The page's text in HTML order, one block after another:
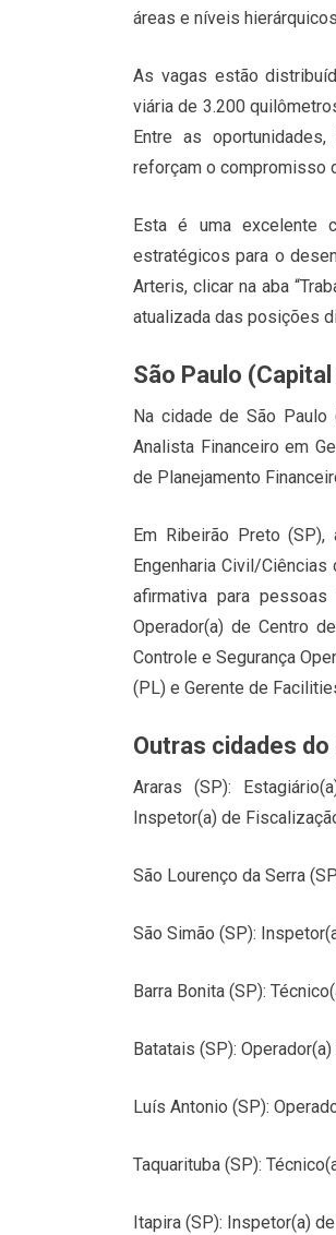
áreas e níveis
As vagas estão
viária de 3.200
Entre as
reforçam o compromisso
Esta é uma excelente
estratégicos para o
Arteris, clicar na aba
atualizada das posições
São Paulo
Na cidade de São Paulo
Analista Financeiro em
de Planejamento
Em Ribeirão Preto (SP),
Engenharia Civil/Ciências
afirmativa para
Operador(a) de Centro
Controle e Segurança
(PL) e Gerente de
Outras cidades
Araras (SP):
Inspetor(a) de
São Lourenço da Serra
São Simão (SP):
Barra Bonita (SP):
Batatais (SP):
Luís Antonio (SP):
Taquarituba (SP):
Itapira (SP): Inspetor(a)